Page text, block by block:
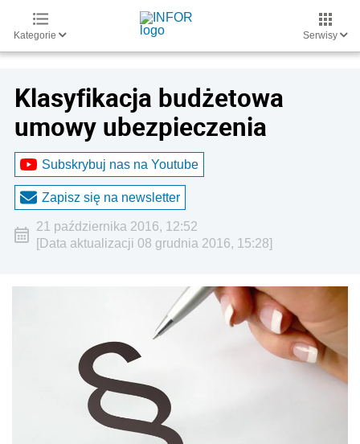
Kategorie Serwisy
Klasyfikacja budżetowa
umowy ubezpieczenia
Subskrybuj nas na Youtube
Zapisz się na newsletter
21 października 2016, 12:52
[Data aktualizacji 08 grudnia 2016, 15:28]